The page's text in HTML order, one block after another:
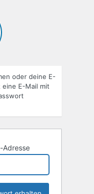
oder deine E-
E-Mail mit
Adresse